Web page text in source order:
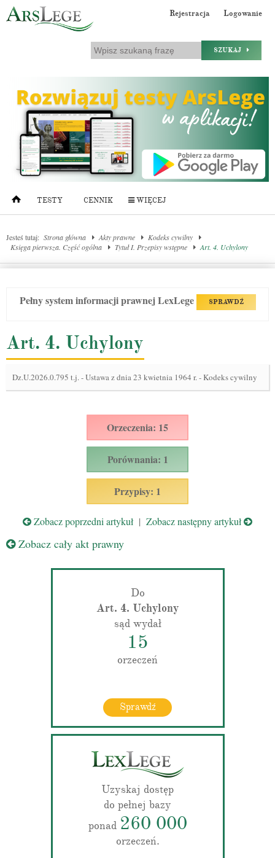
Rejestracja Logowanie
SZUKAJ
TESTY CENNIK WIĘCEJ
Jesteś tutaj: Strona główna Akty prawne
Kodeks cywilny
Księga pierwsza. Część ogólna
Tytuł I. Przepisy wstępne Art. 4. Uchylony
Pełny system informacji prawnej LexLege SPRAWDŹ
Art. 4. Uchylony
Dz.U.2026.0.795 t.j.-Ustawa z dnia 23 kwietnia 1964 r. - Kodeks cywilny
Orzeczenia: 15
Porównania: 1
Przypisy: 1
Zobacz poprzedni artykuł | Zobacz następny artykuł
Zobacz cały akt prawny
Do
Art. 4. Uchylony
sąd wydał
15
orzeczeń
Sprawdź
Uzyskaj dostęp
do pełnej bazy
ponad 260 000
orzeczeń.